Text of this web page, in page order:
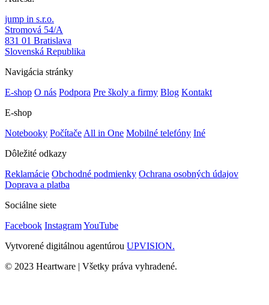
jump in s.r.o.
Stromová 54/A
831 01 Bratislava
Slovenská Republika
Navigácia stránky
E-shop O nás Podpora Pre školy a firmy Blog Kontakt
E-shop
Notebooky Počítače All in One Mobilné telefóny Iné
Dôležité odkazy
Reklamácie Obchodné podmienky Ochrana osobných údajov
Doprava a platba
Sociálne siete
Facebook InstagramYouTube
Vytvorené digitálnou agentúrou UPVISION.
© 2023 Heartware | Všetky práva vyhradené.